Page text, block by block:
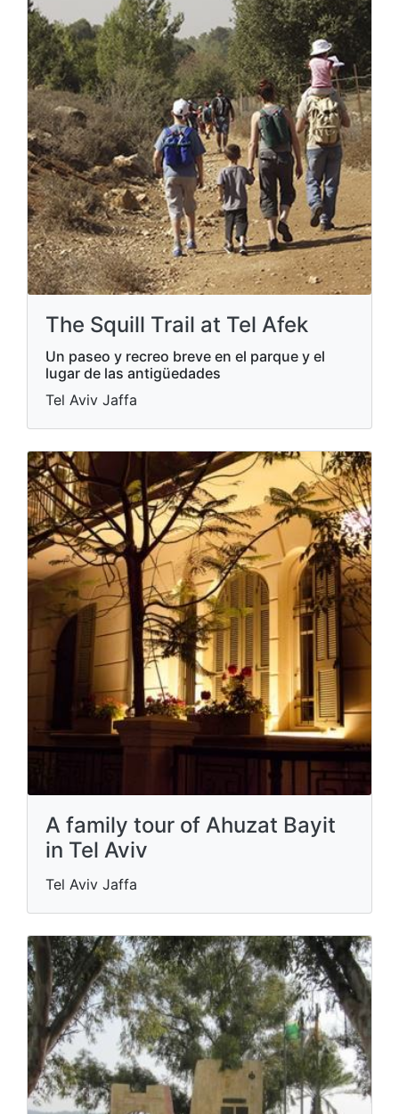
The Squill Trail at Tel Afek
Un paseo y recreo breve en el parque y el
lugar de las antigüedades
Tel Aviv Jaffa
A family tour of Ahuzat Bayit
in Tel Aviv
Tel Aviv Jaffa